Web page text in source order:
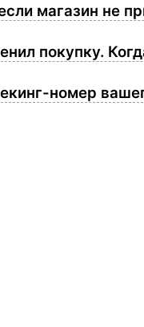
магазин не
покупку.
номер